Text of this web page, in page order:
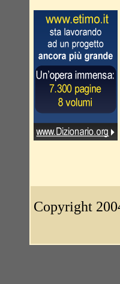
Copyright